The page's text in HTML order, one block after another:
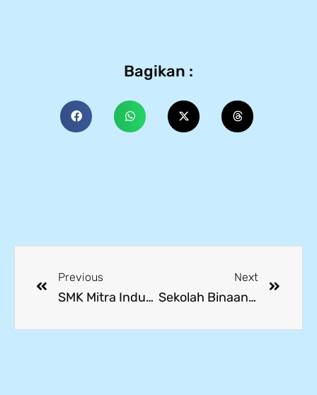
Bagikan :
Previous
SMK Mitra Industri MM2100 Gelar Sumatif Akhir Tahun (SAT) 2025, Evaluasi Menuju Pendidikan Berkualitas
Next
Sekolah Binaan Dapat Pembekalan Menuju Adiwiyata Nasional